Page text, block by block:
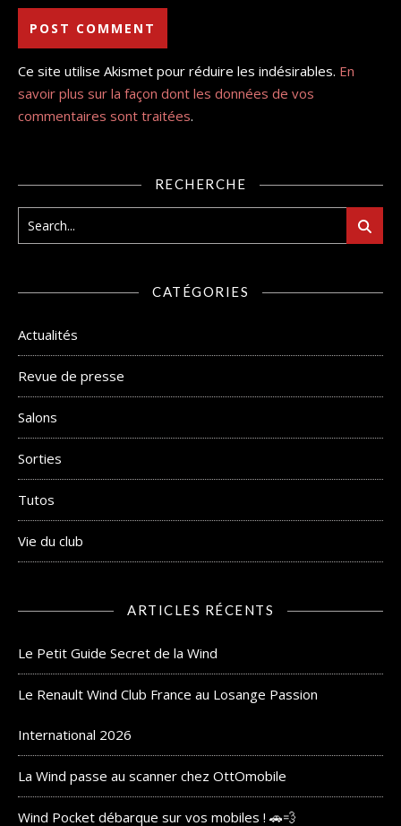
Ce site utilise Akismet pour réduire les indésirables. En
savoir plus sur la façon dont les données de vos
commentaires sont traitées.
RECHERCHE
CATÉGORIES
Actualités
Revue de presse
Salons
Sorties
Tutos
Vie du club
ARTICLES RÉCENTS
Le Petit Guide Secret de la Wind
Le Renault Wind Club France au Losange Passion
International 2026
La Wind passe au scanner chez OttOmobile
Wind Pocket débarque sur vos mobiles ! 🚗💨